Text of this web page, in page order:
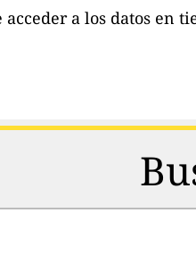
acceder a los datos en